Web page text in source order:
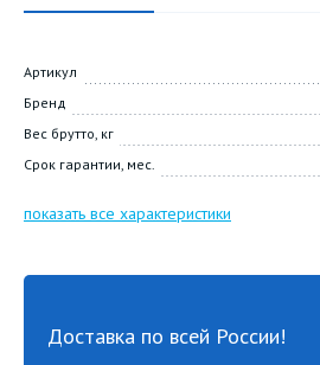
Артикул
Бренд
Вес брутто, кг
Срок гарантии, мес.
показать все характеристики
Доставка по всей России!